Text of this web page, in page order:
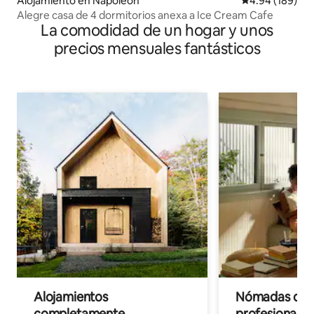
Alegre casa de 4 dormitorios anexa a Ice Cream Cafe
La comodidad de un hogar y unos
precios mensuales fantásticos
Alojamientos
Nómadas